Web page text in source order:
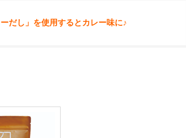
だし」を使用するとカレー味に♪